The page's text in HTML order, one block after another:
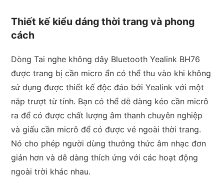
Thiết kế kiểu dáng thời trang và phong
cách
Dòng Tai nghe không dây Bluetooth Yealink BH76
được trang bị cần micro ẩn có thể thu vào khi không
sử dụng được thiết kế độc đáo bởi Yealink với một
nắp trượt từ tính. Bạn có thể dễ dàng kéo cần micrô
ra để có được chất lượng âm thanh chuyên nghiệp
và giấu cần micrô để có được vẻ ngoài thời trang.
Nó cho phép người dùng thưởng thức âm nhạc đơn
giản hơn và dễ dàng thích ứng với các hoạt động
ngoài trời khác nhau.